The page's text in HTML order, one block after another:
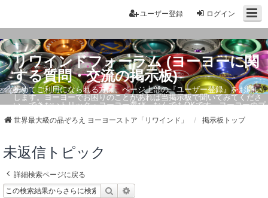
ログイン
ユーザー登録
リワインドフォーラム (ヨーヨーに関
する質問・交流の掲示板)
初めてご利用になられる方は、ページ上部の『ユーザー登録』をお願い
します。ヨーヨーでお困りのことがあれば当掲示板で聞いてみてくださ
い。できないトリック・ヨーヨー選び、なんでもOKです。ヨーヨーのプ
世界最大級の品ぞろえ ヨーヨーストア「リワインド」 掲示板トップ
未返信トピック
詳細検索ページに戻る
検索